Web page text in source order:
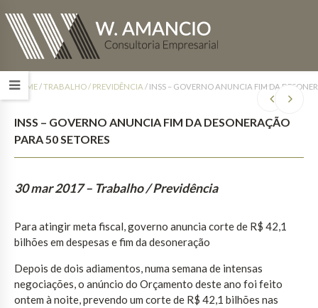
HOME/TRABALHO / PREVIDÊNCIA / INSS – GOVERNO ANUNCIA FIM DA
INSS – GOVERNO ANUNCIA FIM DA DESONERAÇÃO
PARA 50 SETORES
30 mar 2017 – Trabalho / Previdência
Para atingir meta fiscal, governo anuncia corte de R$ 42,1
bilhões em despesas e fim da desoneração
Depois de dois adiamentos, numa semana de intensas
negociações, o anúncio do Orçamento deste ano foi feito
ontem à noite, prevendo um corte de R$ 42,1 bilhões nas